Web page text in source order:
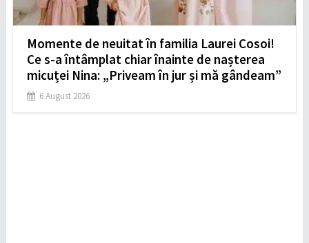
Momente de neuitat în familia Laurei Cosoi!
Ce s-a întâmplat chiar înainte de nașterea
micuței Nina: „Priveam în jur și mă gândeam”
6 August 2026